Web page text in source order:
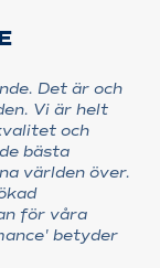
Det är och
Vi är helt
och
bästa
världen över.
för våra
betyder